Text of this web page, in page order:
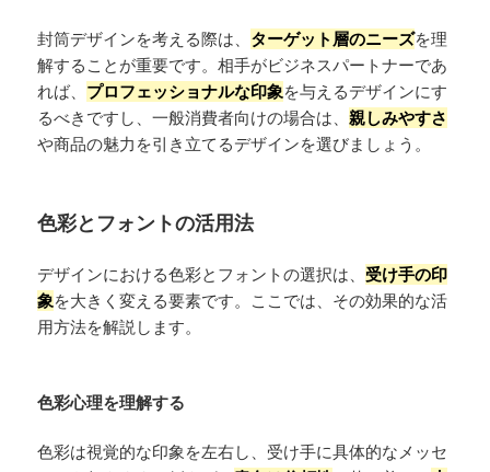
封筒デザインを考える際は、 ターゲット層のニーズを理
解することが重要です。相手がビジネスパートナーであ
れば、 プロフェッショナルな印象を与えるデザインにす
るべきですし、一般消費者向けの場合は、親しみやすさ
や商品の魅力を引き立てるデザインを選びましょう。
色彩とフォントの活用法
デザインにおける色彩とフォントの選択は、 受け手の印
象を大きく変える要素です。ここでは、その効果的な活
用方法を解説します。
色彩心理を理解する
色彩は視覚的な印象を左右し、受け手に具体的なメッセ